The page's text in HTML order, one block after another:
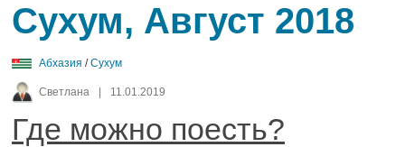
Сухум, Август 2018
Абхазия /Сухум
Светлана 11.01.2019
Где можно поесть?